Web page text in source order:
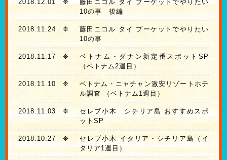
2018.12.01 ❊
藤田ニコル タイ プーケットでやりたい
10の事 後編
2018.11.24 ❊
藤田ニコル タイ プーケットでやりたい
10の事
2018.11.17 ❊
ベトナム・ダナン新定番スポットSP
（ベトナム2週目）
2018.11.10❊
ベトナム・ニャチャン激安リゾートホテ
ル調査 （ベトナム1週目）
2018.11.03 ❊
セレブ小木 シチリア島 おすすめスポ
ットSP
2018.10.27 ❊
セレブ小木 イタリア・シチリア島（イ
タリア1週目）